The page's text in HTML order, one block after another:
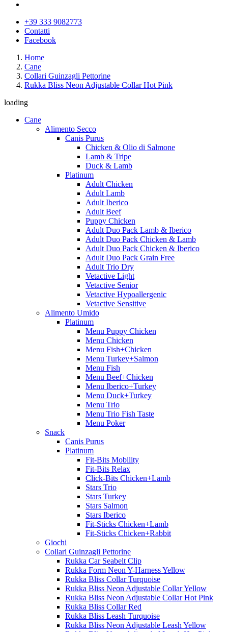
+39 333 9082773
Contatti
Facebook
Home
Cane
Collari Guinzagli Pettorine
Rukka Bliss Neon Adjustable Collar Hot Pink
loading
Cane
Alimento Secco
Canis Purus
Chicken & Olio di Salmone
Lamb & Tripe
Duck & Lamb
Platinum
Adult Chicken
Adult Lamb
Adult Iberico
Adult Beef
Puppy Chicken
Adult Duo Pack Lamb & Iberico
Adult Duo Pack Chicken & Lamb
Adult Duo Pack Chicken & Iberico
Adult Duo Pack Grain Free
Adult Trio Dry
Vetactive Light
Vetactive Senior
Vetactive Hypoallergenic
Vetactive Sensitive
Alimento Umido
Platinum
Menu Puppy Chicken
Menu Chicken
Menu Fish+Chicken
Menu Turkey+Salmon
Menu Fish
Menu Beef+Chicken
Menu Iberico+Turkey
Menu Duck+Turkey
Menu Trio
Menu Trio Fish Taste
Menu Poker
Snack
Canis Purus
Platinum
Fit-Bits Mobility
Fit-Bits Relax
Click-Bits Chicken+Lamb
Stars Trio
Stars Turkey
Stars Salmon
Stars Iberico
Fit-Sticks Chicken+Lamb
Fit-Sticks Chicken+Rabbit
Giochi
Collari Guinzagli Pettorine
Rukka Car Seabelt Clip
Rukka Form Neon Y-Harness Yellow
Rukka Bliss Collar Turquoise
Rukka Bliss Neon Adjustable Collar Yellow
Rukka Bliss Neon Adjustable Collar Hot Pink
Rukka Bliss Collar Red
Rukka Bliss Leash Turquoise
Rukka Bliss Neon Adjustable Leash Yellow